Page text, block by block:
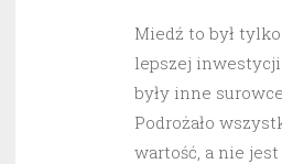
Miedź to był
lepszej
były inne
Podrożało
wartość, a nie